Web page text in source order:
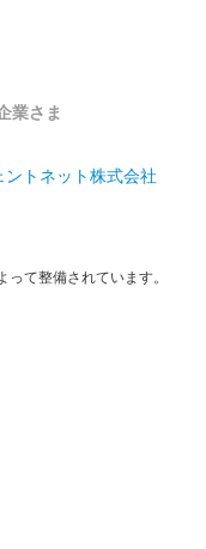
販売された御城印。50
開催されるだるま市
業さま
て整備されています。